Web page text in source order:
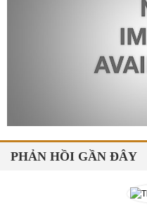
PHẢN HỒI GẦN ĐÂY